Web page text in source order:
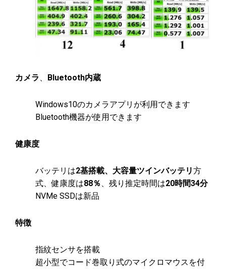
カメラ Bluetooth内蔵
Windows10のカメラアプリが利用できます
Bluetooth機器が使用できます
健康度
バッテリは2基搭載、大容量ツインバッテリ方
式、健康度は88％ 、残り推定時間は20時間34分
NVMe SSDは新品
特徴
指紋センサを搭載
超小型でコード巻取り式のマイクロマウスを付